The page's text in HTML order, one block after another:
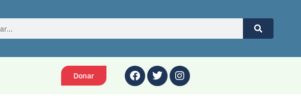
Donar